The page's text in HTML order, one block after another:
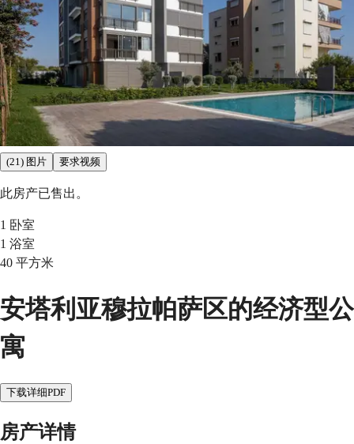
(21) 图片 要求视频
此房产已售出。
1 卧室
1 浴室
40 平方米
安塔利亚穆拉帕萨区的经济型公
寓
下载详细PDF
房产详情